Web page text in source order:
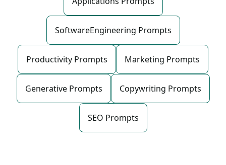
SoftwareEngineering Prompts
Productivity Prompts Marketing Prompts
Generative Prompts Copywriting Prompts
SEO Prompts